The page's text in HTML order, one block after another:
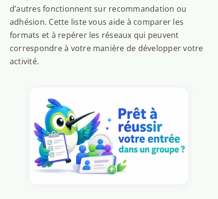
d’autres fonctionnent sur recommandation ou
adhésion. Cette liste vous aide à comparer les
formats et à repérer les réseaux qui peuvent
correspondre à votre manière de développer votre
activité.